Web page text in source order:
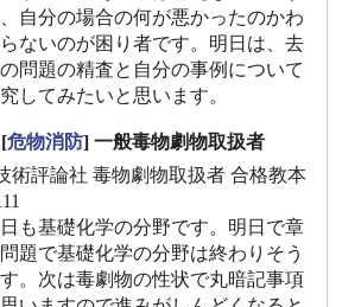
自分の場合の何が悪かったのかわ
ないのが困り者です。明日は、去
問題の精査と自分の事例について
してみたいと思います。
[危物消防] 一般毒物劇物取扱者
術評論社 毒物劇物取扱者 合格教本
も基礎化学の分野です。明日で章
題で基礎化学の分野は終わりそう
。次は毒劇物の性状で丸暗記事項